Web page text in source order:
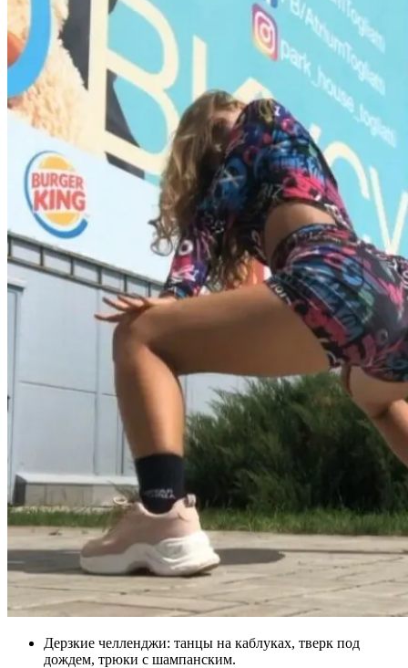
Дерзкие челленджи: танцы на каблуках, тверк под
дождем, трюки с шампанским.